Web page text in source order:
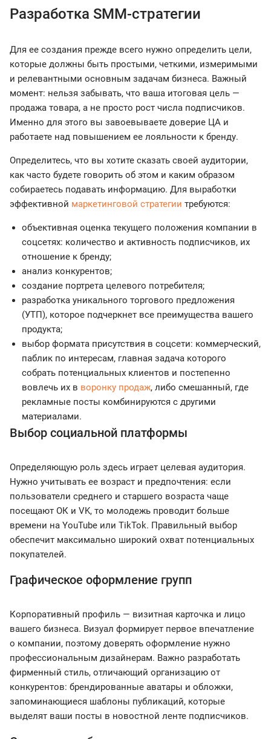
Разработка SMM-стратегии
Для ее создания прежде всего нужно определить цели,
которые должны быть простыми, четкими, измеримыми
и релевантными основным задачам бизнеса. Важный
момент: нельзя забывать, что ваша итоговая цель —
продажа товара, а не просто рост числа подписчиков.
Именно для этого вы завоевываете доверие ЦА и
работаете над повышением ее лояльности к бренду.
Определитесь, что вы хотите сказать своей аудитории,
как часто будете говорить об этом и каким образом
собираетесь подавать информацию. Для выработки
эффективной маркетинговой стратегии требуются:
объективная оценка текущего положения компании в
соцсетях: количество и активность подписчиков, их
отношение к бренду;
анализ конкурентов;
создание портрета целевого потребителя;
разработка уникального торгового предложения
(УТП), которое подчеркнет все преимущества вашего
продукта;
выбор формата присутствия в соцсети: коммерческий,
паблик по интересам, главная задача которого
собрать потенциальных клиентов и постепенно
вовлечь их в воронку продаж, либо смешанный, где
рекламные посты комбинируются с другими
материалами.
Выбор социальной платформы
Определяющую роль здесь играет целевая аудитория.
Нужно учитывать ее возраст и предпочтения: если
пользователи среднего и старшего возраста чаще
посещают ОК и VK, то молодежь проводит больше
времени на YouTube или TikTok. Правильный выбор
обеспечит максимально широкий охват потенциальных
покупателей.
Графическое оформление групп
Корпоративный профиль — визитная карточка и лицо
вашего бизнеса. Визуал формирует первое впечатление
о компании, поэтому доверять оформление нужно
профессиональным дизайнерам. Важно разработать
фирменный стиль, отличающий организацию от
конкурентов: брендированные аватары и обложки,
запоминающиеся шаблоны публикаций, которые
выделят ваши посты в новостной ленте подписчиков.